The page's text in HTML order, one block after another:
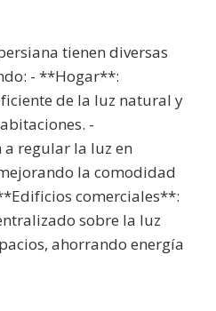
tienen diversas
- **Hogar**:
de la luz natural y
-
regular la luz en
la comodidad
comerciales**:
sobre la luz
ahorrando energía